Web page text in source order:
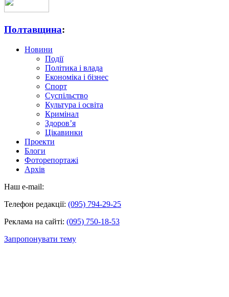
Полтавщина:
Новини
Події
Політика і влада
Економіка і бізнес
Спорт
Суспільство
Культура і освіта
Кримінал
Здоров’я
Цікавинки
Проекти
Блоги
Фоторепортажі
Архів
Наш e-mail:
Телефон редакції: (095) 794-29-25
Реклама на сайті: (095) 750-18-53
Запропонувати тему